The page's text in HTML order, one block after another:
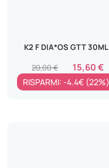
K2 F DIA*OS GTT 30ML
15,60 €
20,00 €
RISPARMI: -4.4€ (22%)